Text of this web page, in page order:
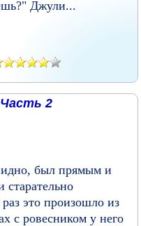
Джули...
2
был прямым и
это произошло из
с ровесником у него